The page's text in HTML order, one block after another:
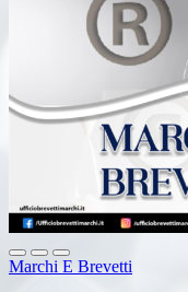
Marchi E Brevetti